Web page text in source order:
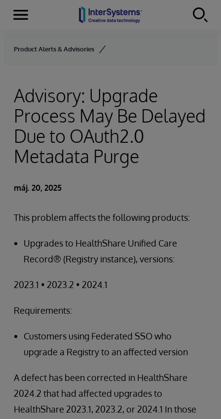
Skip to content
Menu
Product Alerts & Advisories
Advisory: Upgrade
Process May Be Delayed
Due to OAuth2.0
Metadata Purge
máj. 20, 2025
This problem affects the following products:
Upgrades to HealthShare Unified Care
Record® (Registry instance), versions:
2023.1 • 2023.2 • 2024.1
Requirements:
Customers using Federated SSO who
upgrade a Registry to an affected version
A defect has been corrected in HealthShare
2024.2 that had affected upgrades to
HealthShare 2023.1, 2023.2, or 2024.1 In those